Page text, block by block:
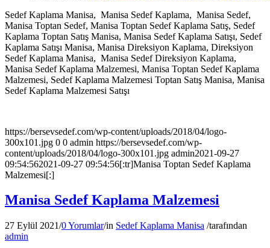
Sedef Kaplama Manisa, Manisa Sedef Kaplama, Manisa Sedef,
Manisa Toptan Sedef, Manisa Toptan Sedef Kaplama Satış, Sedef
Kaplama Toptan Satış Manisa, Manisa Sedef Kaplama Satışı, Sedef
Kaplama Satışı Manisa, Manisa Direksiyon Kaplama, Direksiyon
Sedef Kaplama Manisa, Manisa Sedef Direksiyon Kaplama,
Manisa Sedef Kaplama Malzemesi, Manisa Toptan Sedef Kaplama
Malzemesi, Sedef Kaplama Malzemesi Toptan Satış Manisa, Manisa
Sedef Kaplama Malzemesi Satışı
https://bersevsedef.com/wp-content/uploads/2018/04/logo-
300x101.jpg 0 0 admin https://bersevsedef.com/wp-
content/uploads/2018/04/logo-300x101.jpg admin2021-09-27
09:54:562021-09-27 09:54:56[:tr]Manisa Toptan Sedef Kaplama
Malzemesi[:]
Manisa Sedef Kaplama Malzemesi
27 Eylül 2021/0 Yorumlar/in Sedef Kaplama Manisa /tarafından
admin